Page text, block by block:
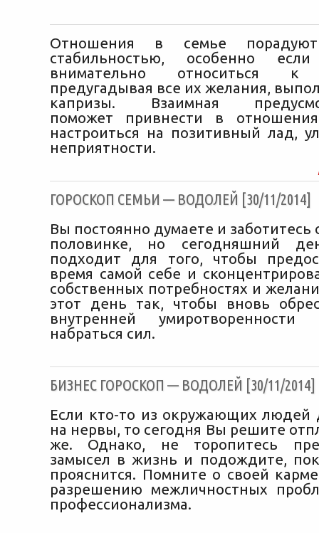
Отношения в семье
стабильностью, особенно
внимательно относиться к
предугадывая все их желания,
капризы. Взаимная
поможет привнести в
настроиться на позитивный лад,
неприятности.
ГОРОСКОП СЕМЬИ — ВОДОЛЕЙ [30/11/2014]
Вы постоянно думаете и заботитесь
половинке, но сегодняшний
подходит для того, чтобы
время самой себе и
собственных потребностях и
этот день так, чтобы вновь
внутренней
набраться сил.
БИЗНЕС ГОРОСКОП — ВОДОЛЕЙ [30/11/2014]
Если кто-то из окружающих людей
на нервы, то сегодня Вы решите
же. Однако, не торопитесь
замысел в жизнь и подождите,
прояснится. Помните о своей
разрешению межличностных
профессионализма.